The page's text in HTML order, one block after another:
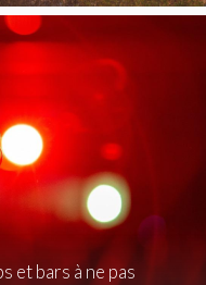
et bars à ne pas